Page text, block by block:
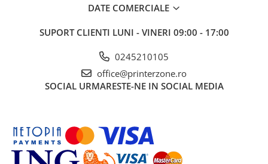
DATE COMERCIALE
SUPORT CLIENTI LUNI - VINERI 09:00 - 17:00
0245210105
office@printerzone.ro
SOCIAL URMARESTE-NE IN SOCIAL MEDIA